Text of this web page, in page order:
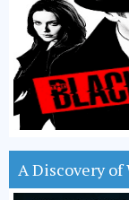
A Discovery of